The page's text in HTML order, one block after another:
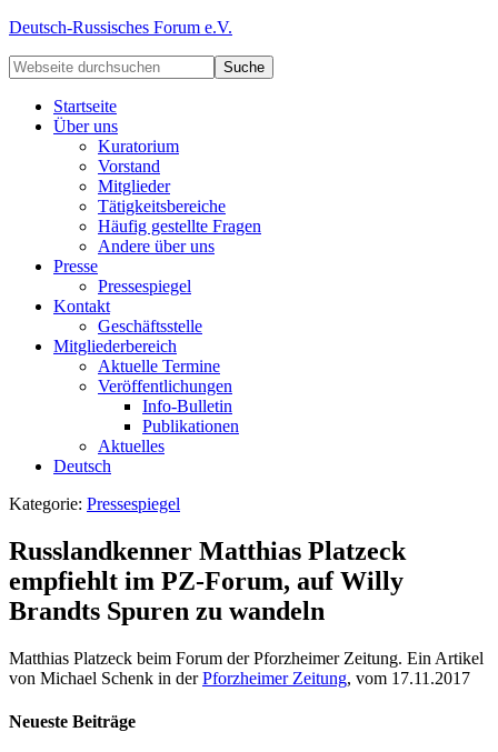
Deutsch-Russisches Forum e.V.
Startseite
Über uns
Kuratorium
Vorstand
Mitglieder
Tätigkeitsbereiche
Häufig gestellte Fragen
Andere über uns
Presse
Pressespiegel
Kontakt
Geschäftsstelle
Mitgliederbereich
Aktuelle Termine
Veröffentlichungen
Info-Bulletin
Publikationen
Aktuelles
Deutsch
Kategorie: Pressespiegel
Russlandkenner Matthias Platzeck
empfiehlt im PZ-Forum, auf Willy
Brandts Spuren zu wandeln
Matthias Platzeck beim Forum der Pforzheimer Zeitung. Ein Artikel
von Michael Schenk in derPforzheimer Zeitung, vom 17.11.2017
Neueste Beiträge